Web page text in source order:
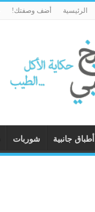
الرئيسية أضف وصفتك!
أطباق جانبية شوربات